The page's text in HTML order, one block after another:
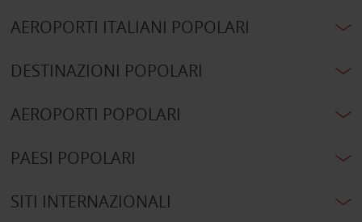
AEROPORTI ITALIANI POPOLARI
DESTINAZIONI POPOLARI
AEROPORTI POPOLARI
PAESI POPOLARI
SITI INTERNAZIONALI